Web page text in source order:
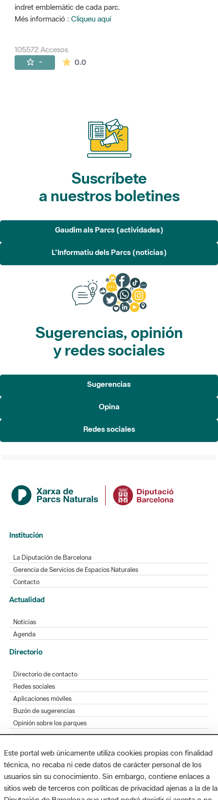
indret emblemàtic de cada parc.
Més informació : Cliqueu aquí
105572 Accesos
- 0.0La valoración media es de 0 estrellas de
Suscríbete
a nuestros boletines
Gaudim als Parcs (actividades)
L'Informatiu dels Parcs (noticias)
Sugerencias, opinión
y redes sociales
Sugerencias
Opina
Redes sociales
Institución
La Diputación de Barcelona
Gerencia de Servicios de Espacios Naturales
Contacto
Actualidad
Noticias
Agenda
Directorio
Directorio de contacto
Redes sociales
Aplicaciones móviles
Buzón de sugerencias
Opinión sobre los parques
MAPA WEB
Diputación de Barcelona. Edifici Llacuna, 1a planta. Badajoz, 49.
Este portal web únicamente utiliza cookies propias con finalidad
técnica, no recaba ni cede datos de carácter personal de los
usuarios sin su conocimiento. Sin embargo, contiene enlaces a
sitios web de terceros con políticas de privacidad ajenas a la de la